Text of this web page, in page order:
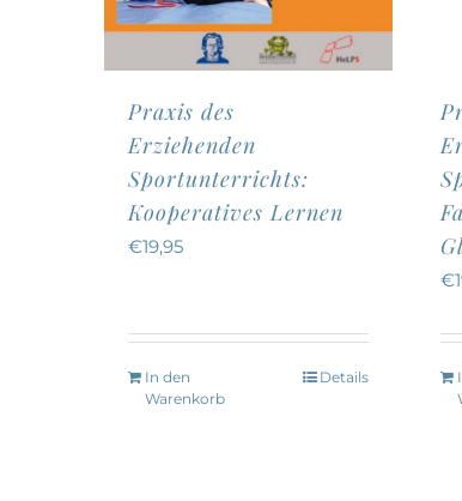
Praxis des
Erziehenden
Sportunterrichts:
Kooperatives Lernen
€19,95
In den
Warenkorb
Details
€